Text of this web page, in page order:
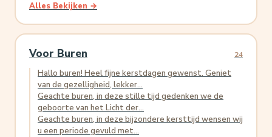
Alles Bekijken →
Voor Buren 24
Hallo buren! Heel fijne kerstdagen gewenst. Geniet
van de gezelligheid, lekker...
Geachte buren, in deze stille tijd gedenken we de
geboorte van het Licht der...
Geachte buren, in deze bijzondere kersttijd wensen wij
u een periode gevuld met...